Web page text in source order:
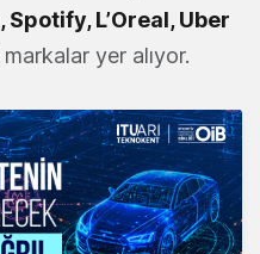
Spotify, L’Oreal, Uber
yer alıyor.